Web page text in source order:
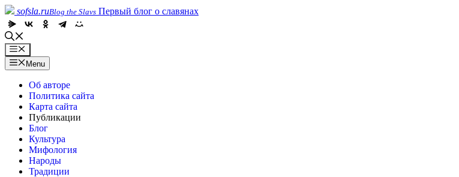
Skip
to
content
sofsla.ruBlog the Slavs Первый блог о славянах
Menu
Menu
Об авторе
Политика сайта
Карта сайта
Публикации
Блог
Культура
Мифология
Народы
Традиции